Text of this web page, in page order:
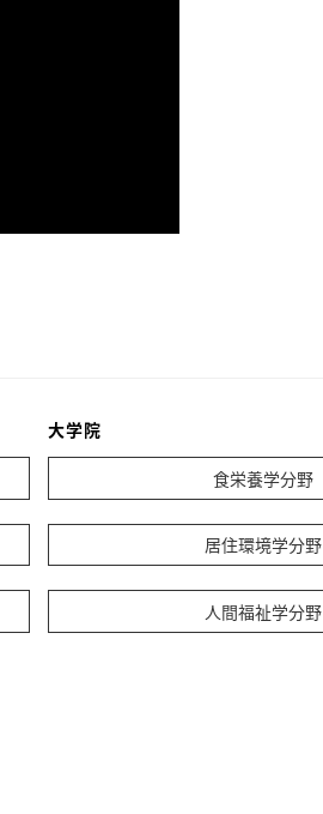
大学院
食栄養学分野
居住環境学分野
人間福祉学分野